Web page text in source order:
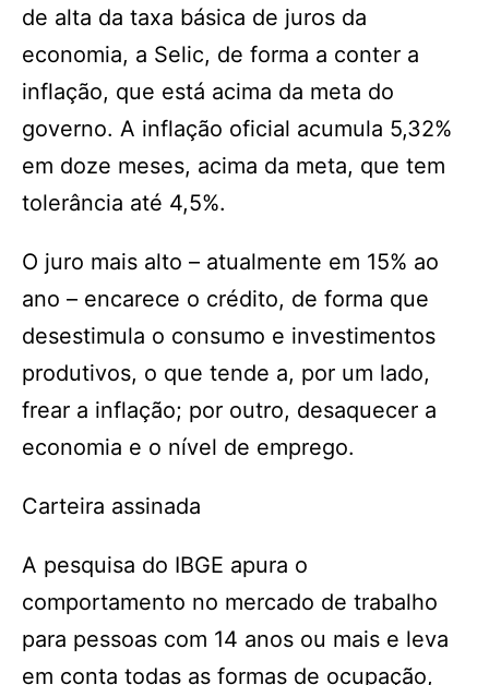
de alta da taxa básica de juros da
economia, a Selic, de forma a conter a
inflação, que está acima da meta do
governo. A inflação oficial acumula 5,32%
em doze meses, acima da meta, que tem
tolerância até 4,5%.
O juro mais alto – atualmente em 15% ao
ano – encarece o crédito, de forma que
desestimula o consumo e investimentos
produtivos, o que tende a, por um lado,
frear a inflação; por outro, desaquecer a
economia e o nível de emprego.
Carteira assinada
A pesquisa do IBGE apura o
comportamento no mercado de trabalho
para pessoas com 14 anos ou mais e leva
em conta todas as formas de ocupação,